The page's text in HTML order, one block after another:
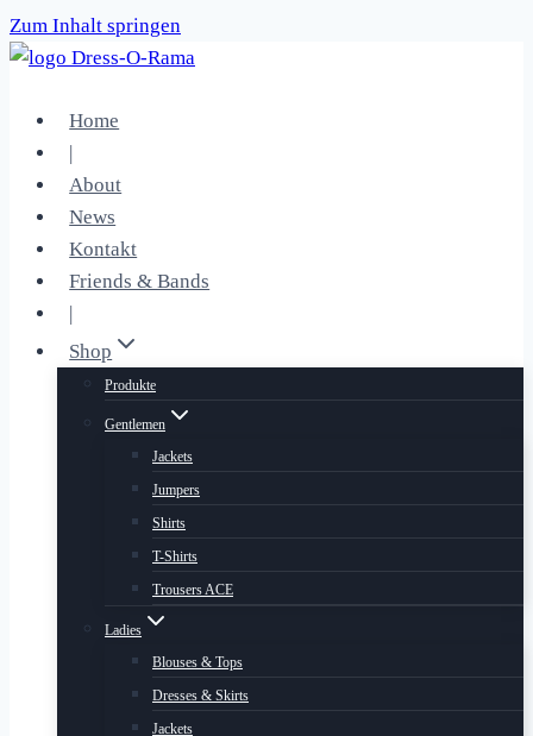
Zum Inhalt springen
Home
|
About
News
Kontakt
Friends & Bands
|
Shop
Produkte
Gentlemen
Jackets
Jumpers
Shirts
T-Shirts
Trousers ACE
Ladies
Blouses & Tops
Dresses & Skirts
Jackets